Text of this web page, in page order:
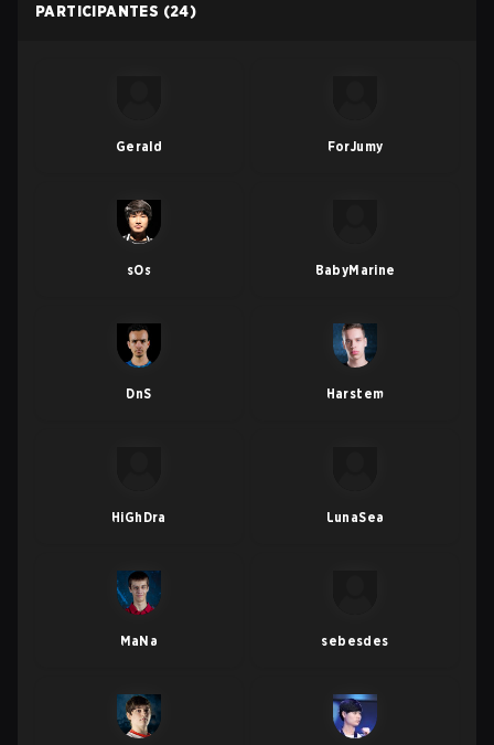
PARTICIPANTES (24)
Gerald ForJumy
sOs BabyMarine
DnS Harstem
HiGhDra LunaSea
MaNa sebesdes